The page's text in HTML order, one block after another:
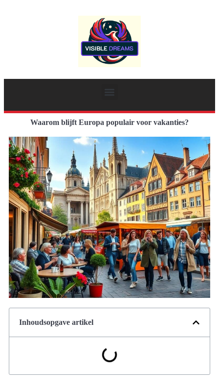
Waarom blijft Europa populair voor vakanties?
Inhoudsopgave artikel